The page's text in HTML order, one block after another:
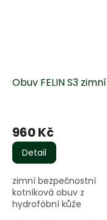
Obuv FELIN S3 zimní
hodnocení
produktu
je
5,0
5
hvězdiček.
960 Kč
Detail
zimní bezpečnostní
kotníková obuv z
hydrofóbní kůže